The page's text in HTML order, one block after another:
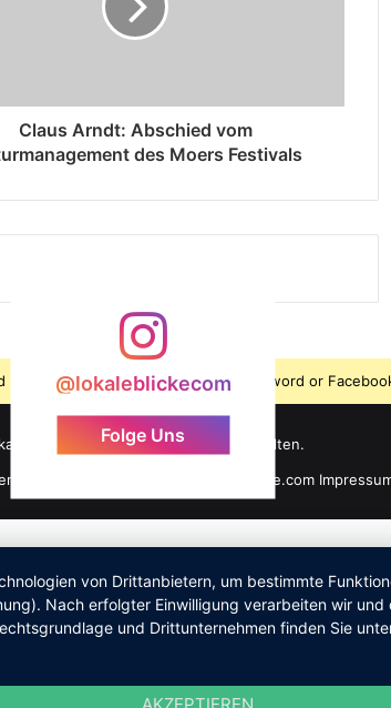
Claus Arndt: Abschied vom
des Moers Festivals
@lokaleblickecom
Folge Uns
because the user changed their password or
©2026 - Alle Rechte vorbehalten.
+49 176 61 101 464 info@lokaleblicke.com
von Drittanbietern, um bestimmte
Nach erfolgter Einwilligung verarbeiten wir
und Drittunternehmen finden Sie